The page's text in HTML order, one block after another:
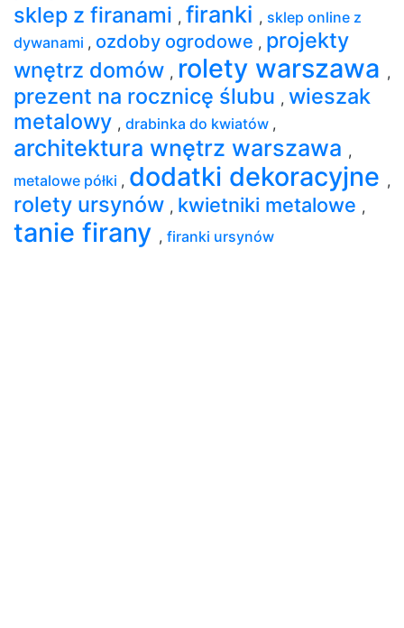
sklep z firanami , firanki , sklep online z
dywanami , ozdoby ogrodowe , projekty
wnętrz domów , rolety warszawa ,
prezent na rocznicę ślubu , wieszak
metalowy , drabinka do kwiatów ,
architektura wnętrz warszawa ,
metalowe półki , dodatki dekoracyjne ,
rolety ursynów , kwietniki metalowe ,
tanie firany , firanki ursynów